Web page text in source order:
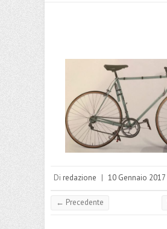
Di redazione | 10 Gennaio 2017
← Precedente